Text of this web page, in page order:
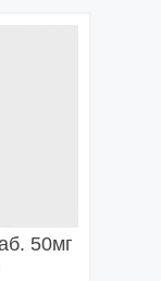
50мг